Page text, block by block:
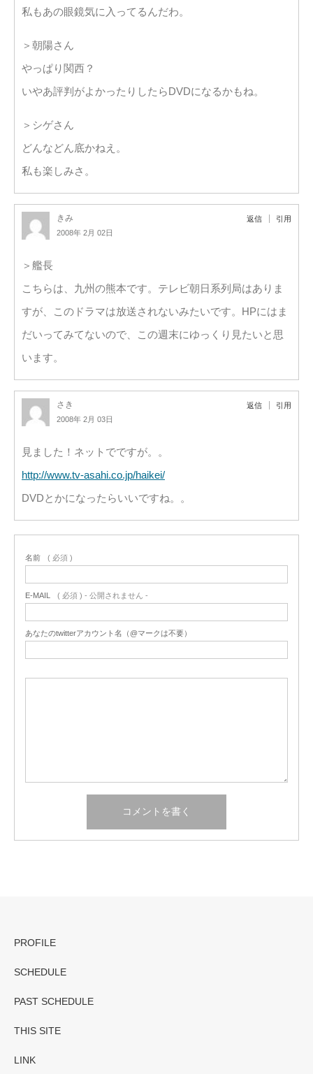
私もあの眼鏡気に入ってるんだわ。
＞朝陽さん
やっぱり関西？
いやあ評判がよかったりしたらDVDになるかもね。
＞シゲさん
どんなどん底かねえ。
私も楽しみさ。
きみ
2008年 2月 02日
返信 引用
＞艦長
こちらは、九州の熊本です。テレビ朝日系列局はありま
すが、このドラマは放送されないみたいです。HPにはま
だいってみてないので、この週末にゆっくり見たいと思
います。
さき
2008年 2月 03日
返信 引用
見ました！ネットでですが。。
http://www.tv-asahi.co.jp/haikei/
DVDとかになったらいいですね。。
名前 ( 必須 )
E-MAIL ( 必須 ) - 公開されません -
あなたのtwitterアカウント名（@マークは不要）
PROFILE
SCHEDULE
PAST SCHEDULE
THIS SITE
LINK